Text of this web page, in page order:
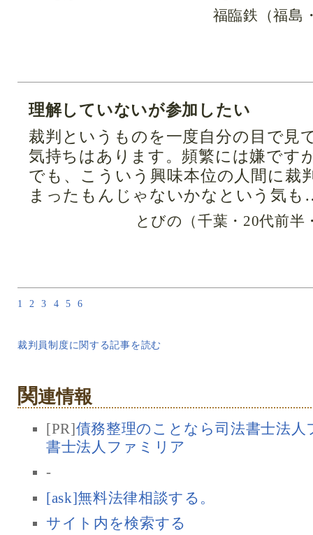
福臨鉄（福島
理解していないが参加したい
裁判というものを一度自分の目で見
気持ちはあります。頻繁には嫌です
でも、こういう興味本位の人間に裁
まったもんじゃないかなという気
とびの（千葉・20代前半
1 2 3 4 5 6
裁判員制度に関する記事を読む
関連情報
[PR]債務整理のことなら司法書士法
書士法人ファミリア
-
[ask]無料法律相談する。
サイト内を検索する